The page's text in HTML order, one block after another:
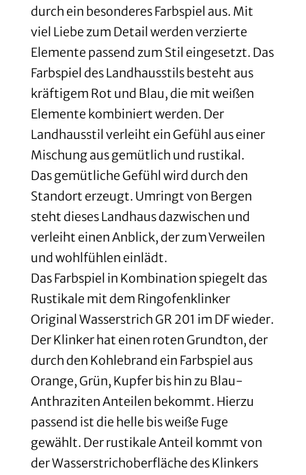
durch ein besonderes Farbspiel aus. Mit
viel Liebe zum Detail werden verzierte
Elemente passend zum Stil eingesetzt. Das
Farbspiel des Landhausstils besteht aus
kräftigem Rot und Blau, die mit weißen
Elemente kombiniert werden. Der
Landhausstil verleiht ein Gefühl aus einer
Mischung aus gemütlich und rustikal.
Das gemütliche Gefühl wird durch den
Standort erzeugt. Umringt von Bergen
steht dieses Landhaus dazwischen und
verleiht einen Anblick, der zum Verweilen
und wohlfühlen einlädt.
Das Farbspiel in Kombination spiegelt das
Rustikale mit dem Ringofenklinker
Original Wasserstrich GR 201 im DF wieder.
Der Klinker hat einen roten Grundton, der
durch den Kohlebrand ein Farbspiel aus
Orange, Grün, Kupfer bis hin zu Blau-
Anthraziten Anteilen bekommt. Hierzu
passend ist die helle bis weiße Fuge
gewählt. Der rustikale Anteil kommt von
der Wasserstrichoberfläche des Klinkers